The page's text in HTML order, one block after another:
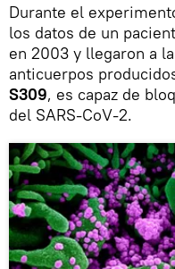
​Durante el
los datos de un
en 2003 y llegaron a
anticuerpos
S309, es capaz de
del SARS-CoV-2.